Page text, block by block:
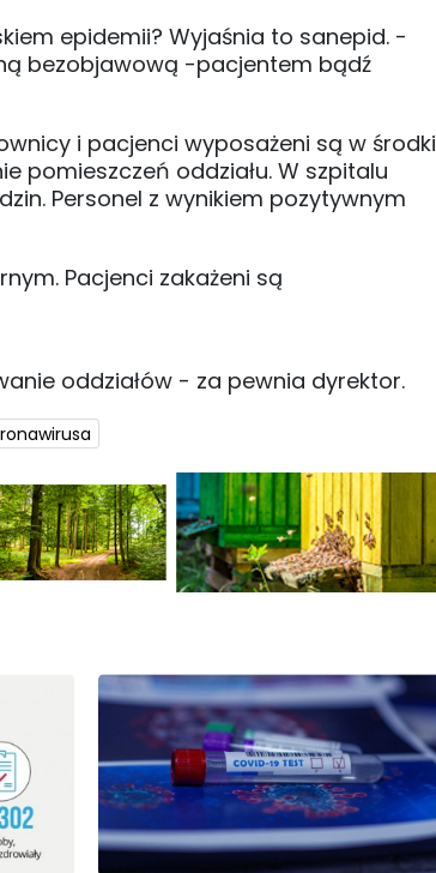
epidemii? Wyjaśnia to sanepid. -
bezobjawową -pacjentem bądź
i pacjenci wyposażeni są w środki
pomieszczeń oddziału. W szpitalu
Personel z wynikiem pozytywnym
Pacjenci zakażeni są
oddziałów - za pewnia dyrektor.